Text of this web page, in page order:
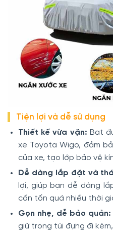
Tiện lợi và dễ sử dụng
Thiết kế vừa vặn: Bạt
xe Toyota Wigo, đảm
của xe, tạo lớp bảo vệ
Dễ dàng lắp đặt và
lợi, giúp bạn dễ dàng
cần tốn quá nhiều thời
Gọn nhẹ, dễ bảo quản:
giữ trong túi đựng đi